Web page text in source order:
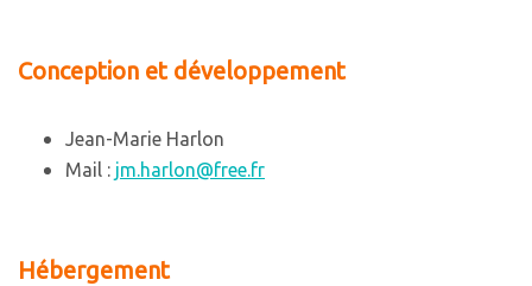
Conception et développement
Jean-Marie Harlon
Mail : jm.harlon@free.fr
Hébergement